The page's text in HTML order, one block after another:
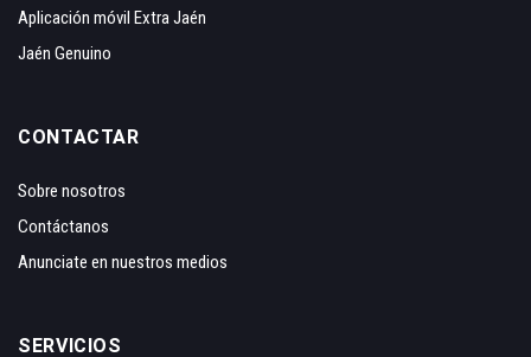
Aplicación móvil Extra Jaén
Jaén Genuino
CONTACTAR
Sobre nosotros
Contáctanos
Anunciate en nuestros medios
SERVICIOS